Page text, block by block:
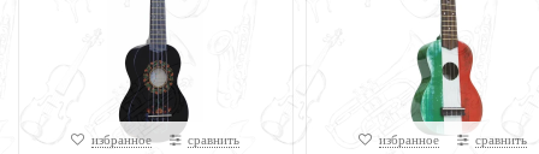
избранное сравнить избранное сравнить